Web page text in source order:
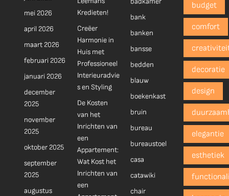
mei 2026
april 2026
maart 2026
februari 2026
januari 2026
december
2025
november
2025
oktober 2025
september
2025
augustus
Kredieten!
Creëer
Harmonie in
Huis met
Professioneel
Interieuradvie
s en Styling
De Kosten
van het
Inrichten van
een
Appartement:
Wat Kost het
Inrichten van
een
bank
banken
bansse
bedden
blauw
boekenkast
bruin
bureau
bureaustoel
casa
catawiki
chair
budget
comfort
decoratie
design
elegantie
esthetiek